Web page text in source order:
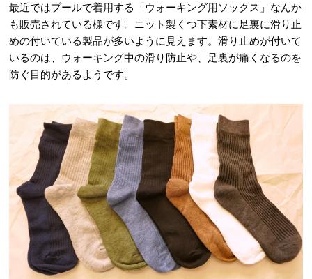
最近ではプールで着用する「ウォーキング用ソックス」なんか
も販売されている様です。ニット製くつ下素材に足裏に滑り止
めの付いている製品が多いように見えます。滑り止めが付いて
いるのは、ウォーキング中の滑り防止や、足裏が痛くなるのを
防ぐ目的があるようです。